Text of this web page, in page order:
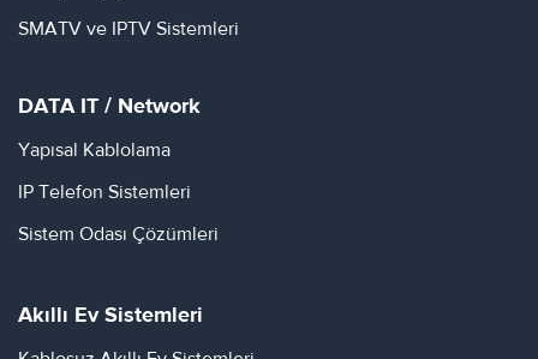
SMATV ve IPTV Sistemleri
DATA IT / Network
Yapısal Kablolama
IP Telefon Sistemleri
Sistem Odası Çözümleri
Akıllı Ev Sistemleri